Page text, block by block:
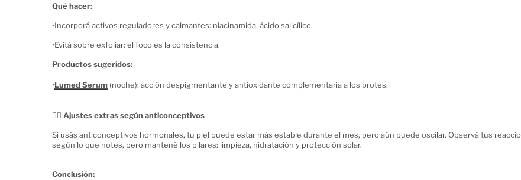
Qué hacer:
•Incorporá activos reguladores y calmantes: niacinamida, ácido salicílico.
•Evitá sobre exfoliar: el foco es la consistencia.
Productos sugeridos:
•Lumed Serum (noche): acción despigmentante y antioxidante complementaria a los brotes.
🧘‍♀️ Ajustes extras según anticonceptivos
Si usás anticonceptivos hormonales, tu piel puede estar más estable durante el mes, pero aún puede oscilar. Observá tus
según lo que notes, pero mantené los pilares: limpieza, hidratación y protección solar.
Conclusión: